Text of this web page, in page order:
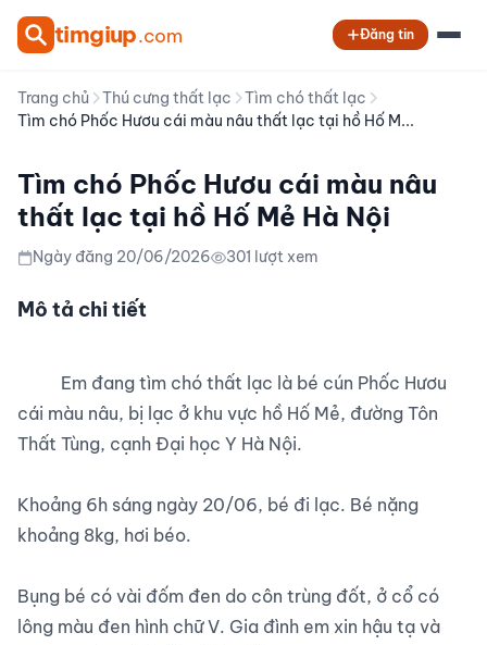
timgiup.com Đăng tin
Trang chủ Thú cưng thất lạc
Tìm chó thất lạc
Tìm chó Phốc Hươu cái màu nâu thất lạc tại hồ Hố M...
Tìm chó Phốc Hươu cái màu nâu
thất lạc tại hồ Hố Mẻ Hà Nội
Ngày đăng 20/06/2026 301 lượt xem
Mô tả chi tiết
cái màu nâu, bị lạc ở khu vực hồ Hố Mẻ, đường Tôn
Thất Tùng, cạnh Đại học Y Hà Nội.
Khoảng 6h sáng ngày 20/06, bé đi lạc. Bé nặng
khoảng 8kg, hơi béo.
Bụng bé có vài đốm đen do côn trùng đốt, ở cổ có
lông màu đen hình chữ V. Gia đình em xin hậu tạ và